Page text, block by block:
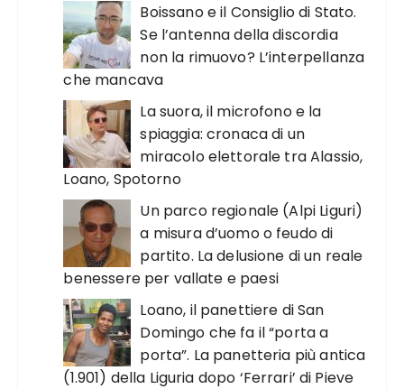
Boissano e il Consiglio di Stato.
Se l’antenna della discordia
non la rimuovo? L’interpellanza
che mancava
La suora, il microfono e la
spiaggia: cronaca di un
miracolo elettorale tra Alassio,
Loano, Spotorno
Un parco regionale (Alpi Liguri)
a misura d’uomo o feudo di
partito. La delusione di un reale
benessere per vallate e paesi
Loano, il panettiere di San
Domingo che fa il “porta a
porta”. La panetteria più antica
(1.901) della Liguria dopo ‘Ferrari’ di Pieve